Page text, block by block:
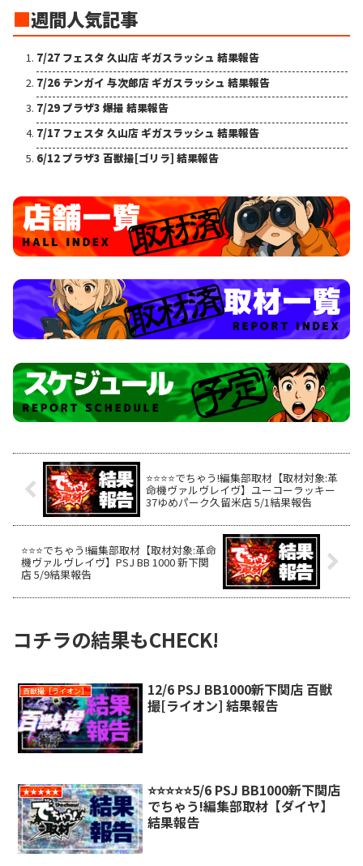
■週間人気記事
7/27 フェスタ 久山店 ギガスラッシュ 結果報告
7/26 テンガイ 与次郎店 ギガスラッシュ 結果報告
7/29 プラザ3 爆撮 結果報告
7/17 フェスタ 久山店 ギガスラッシュ 結果報告
6/12 プラザ3 百獣撮[ゴリラ] 結果報告
⭐️⭐️⭐️⭐️でちゃう!編集部取材【取材対象:革
命機ヴァルヴレイヴ】ユーコーラッキー
37ゆめパーク久留米店 5/1結果報告
⭐️⭐️⭐️でちゃう!編集部取材【取材対象:革命
機ヴァルヴレイヴ】PSJ BB 1000 新下関
店 5/9結果報告
コチラの結果もCHECK!
百獣撮［ライオン］
12/6 PSJ BB1000新下関店 百獣
撮[ライオン] 結果報告
★★★★★
⭐️⭐️⭐️⭐️⭐️5/6 PSJ BB1000新下関店
でちゃう!編集部取材【ダイヤ】
結果報告